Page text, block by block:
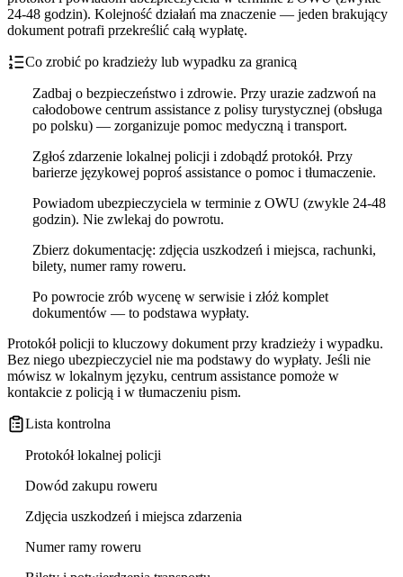
24-48 godzin). Kolejność działań ma znaczenie — jeden brakujący
dokument potrafi przekreślić całą wypłatę.
Co zrobić po kradzieży lub wypadku za granicą
Zadbaj o bezpieczeństwo i zdrowie. Przy urazie zadzwoń na
całodobowe centrum assistance z polisy turystycznej (obsługa
po polsku) — zorganizuje pomoc medyczną i transport.
Zgłoś zdarzenie lokalnej policji i zdobądź protokół. Przy
barierze językowej poproś assistance o pomoc i tłumaczenie.
Powiadom ubezpieczyciela w terminie z OWU (zwykle 24-48
godzin). Nie zwlekaj do powrotu.
Zbierz dokumentację: zdjęcia uszkodzeń i miejsca, rachunki,
bilety, numer ramy roweru.
Po powrocie zrób wycenę w serwisie i złóż komplet
dokumentów — to podstawa wypłaty.
Protokół policji to kluczowy dokument przy kradzieży i wypadku.
Bez niego ubezpieczyciel nie ma podstawy do wypłaty. Jeśli nie
mówisz w lokalnym języku, centrum assistance pomoże w
kontakcie z policją i w tłumaczeniu pism.
Lista kontrolna
Protokół lokalnej policji
Dowód zakupu roweru
Zdjęcia uszkodzeń i miejsca zdarzenia
Numer ramy roweru